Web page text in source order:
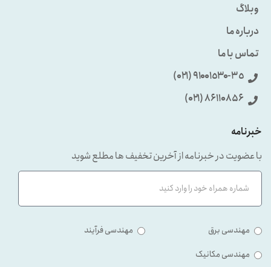
وبلاگ
درباره ما
تماس با ما
٩۱۰۰۱٥۳۰-۳٥ (۰۲۱)
86110856 (۰۲۱)
خبرنامه
با عضویت در خبرنامه از آخرین تخفیف ها مطلع شوید
مهندسی برق
مهندسی فرآیند
مهندسی مکانیک